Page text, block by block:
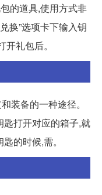
的道具,使用方式非
换”选项卡下输入钥
礼包后。
装备的一种途径。
打开对应的箱子,就
的时候,需。